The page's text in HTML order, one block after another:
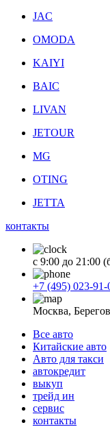
JAC
OMODA
KAIYI
BAIC
LIVAN
JETOUR
MG
OTING
JETTA
контакты
с 9:00 до 21:00
+7 (495) 023-91-
Москва,
Все авто
Китайские авто
Авто для такси
автокредит
выкуп
трейд ин
сервис
контакты